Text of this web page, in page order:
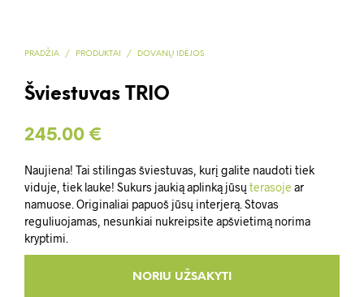
PRADŽIA / PRODUKTAI / DOVANŲ IDĖJOS
Šviestuvas TRIO
245.00 €
Naujiena! Tai stilingas šviestuvas, kurį galite naudoti tiek
viduje, tiek lauke! Sukurs jaukią aplinką jūsų terasoje ar
namuose. Originaliai papuoš jūsų interjerą. Stovas
reguliuojamas, nesunkiai nukreipsite apšvietimą norima
kryptimi.